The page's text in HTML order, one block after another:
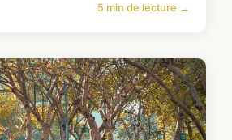
5 min de lecture →